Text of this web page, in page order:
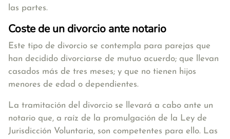
las partes.
Coste de un divorcio ante notario
Este tipo de divorcio se contempla para parejas que
han decidido divorciarse de mutuo acuerdo; que llevan
casados más de tres meses; y que no tienen hijos
menores de edad o dependientes.
La tramitación del divorcio se llevará a cabo ante un
notario que, a raíz de la promulgación de la Ley de
Jurisdicción Voluntaria, son competentes para ello. Las